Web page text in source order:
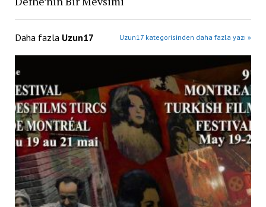
Daha fazla Uzun17 Uzun17 kategorisinden daha fazla yazı »